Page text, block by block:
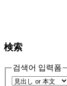
検索
검색어 입력폼